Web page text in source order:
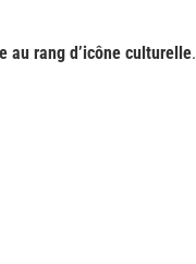
au rang d’icône culturelle.